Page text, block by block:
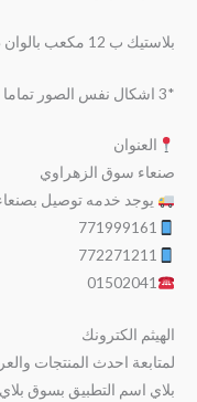
بلاستيك ب 12 مكعب بالوان طفوليه متنوعه
*3 اشكال نفس الصور تماما
العنوان
صنعاء سوق الزهراوي
يوجد خدمه توصيل
771999161
772271211
01502041
الهيثم الكترونك
لمتابعة احدث المنتجات
بلاي اسم التطبيق بسوق